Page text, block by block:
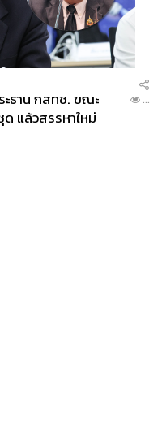
ธาน กสทช. ขณะ
แล้วสรรหาใหม่
...